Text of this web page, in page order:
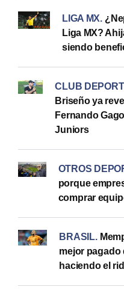
LIGA MX.
Liga MX?
siendo
CLUB
Briseño ya
Fernando
Juniors
OTROS
porque
comprar
BRASIL.
mejor pagado
haciendo el